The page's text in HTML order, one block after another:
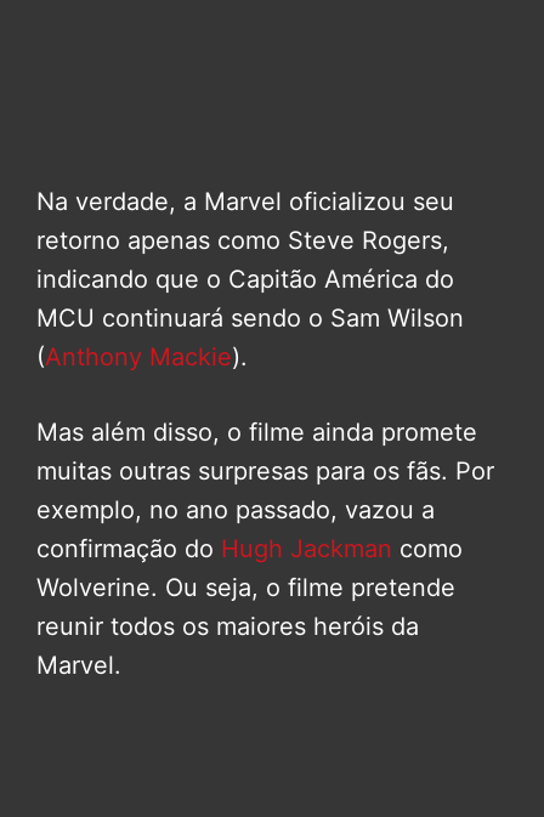
Na verdade, a Marvel oficializou seu
retorno apenas como Steve Rogers,
indicando que o Capitão América do
MCU continuará sendo o Sam Wilson
(Anthony Mackie).
Mas além disso, o filme ainda promete
muitas outras surpresas para os fãs. Por
exemplo, no ano passado, vazou a
confirmação do Hugh Jackman como
Wolverine. Ou seja, o filme pretende
reunir todos os maiores heróis da
Marvel.